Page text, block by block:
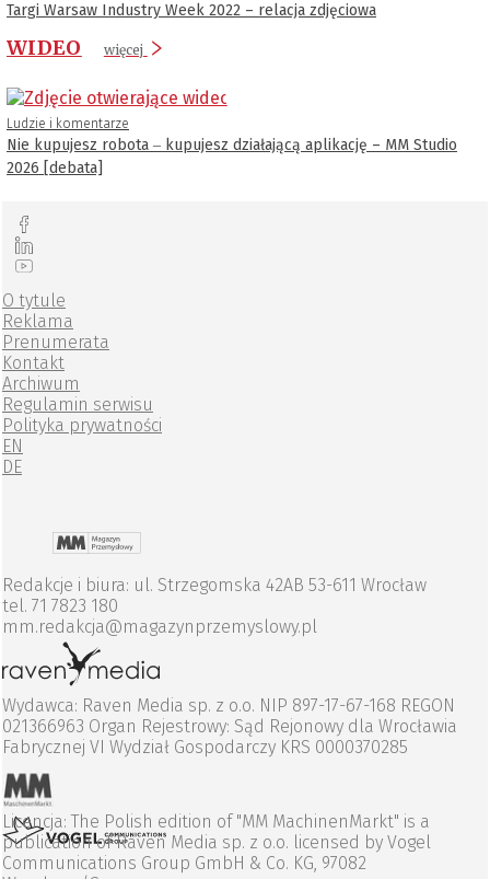
Targi Warsaw Industry Week 2022 – relacja zdjęciowa
WIDEO więcej
Ludzie i komentarze
Nie kupujesz robota ‒ kupujesz działającą aplikację – MM Studio
2026 [debata]
O tytule
Reklama
Prenumerata
Kontakt
Archiwum
Regulamin serwisu
Polityka prywatności
EN
DE
Redakcje i biura: ul. Strzegomska 42AB 53-611 Wrocław
tel. 71 7823 180
mm.redakcja@magazynprzemyslowy.pl
Wydawca: Raven Media sp. z o.o. NIP 897-17-67-168 REGON
021366963 Organ Rejestrowy: Sąd Rejonowy dla Wrocławia
Fabrycznej VI Wydział Gospodarczy KRS 0000370285
Licencja: The Polish edition of "MM MachinenMarkt" is a
publication of Raven Media sp. z o.o. licensed by Vogel
Communications Group GmbH & Co. KG, 97082